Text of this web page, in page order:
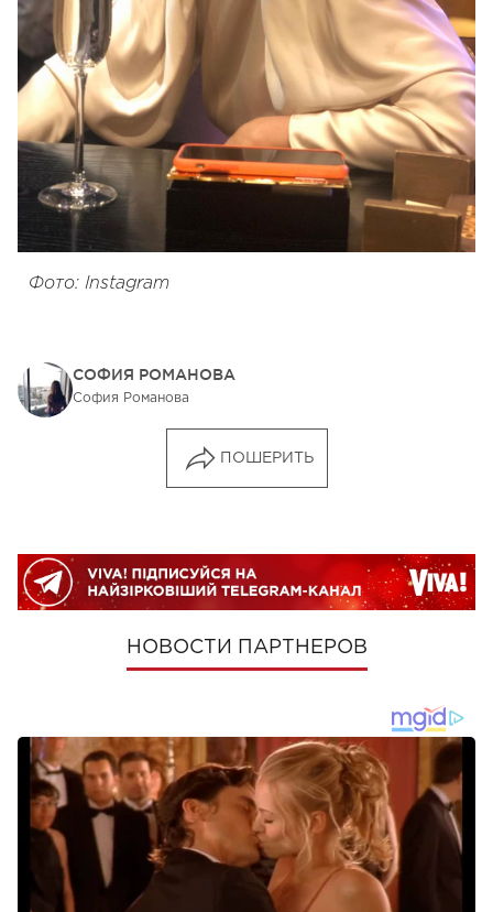
Фото: Instagram
СОФИЯ РОМАНОВА
София Романова
ПОШЕРИТЬ
НОВОСТИ ПАРТНЕРОВ